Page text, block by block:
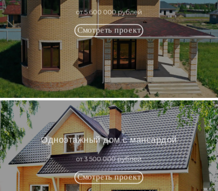
от 5 600 000 рублей
Одноэтажный дом с мансардой
от 3 500 000 рублей